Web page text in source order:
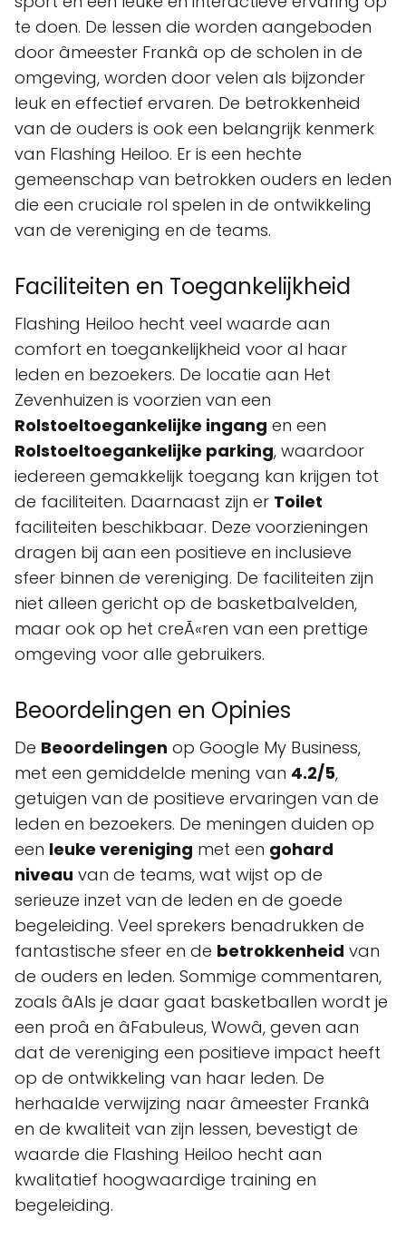
te doen. De lessen die worden aangeboden
door âmeester Frankâ op de scholen in de
omgeving, worden door velen als bijzonder
leuk en effectief ervaren. De betrokkenheid
van de ouders is ook een belangrijk kenmerk
van Flashing Heiloo. Er is een hechte
gemeenschap van betrokken ouders en leden
die een cruciale rol spelen in de ontwikkeling
van de vereniging en de teams.
Faciliteiten en Toegankelijkheid
Flashing Heiloo hecht veel waarde aan
comfort en toegankelijkheid voor al haar
leden en bezoekers. De locatie aan Het
Zevenhuizen is voorzien van een
Rolstoeltoegankelijke ingang en een
Rolstoeltoegankelijke parking, waardoor
iedereen gemakkelijk toegang kan krijgen tot
de faciliteiten. Daarnaast zijn er Toilet
faciliteiten beschikbaar. Deze voorzieningen
dragen bij aan een positieve en inclusieve
sfeer binnen de vereniging. De faciliteiten zijn
niet alleen gericht op de basketbalvelden,
maar ook op het creÃ«ren van een prettige
omgeving voor alle gebruikers.
Beoordelingen en Opinies
De Beoordelingen op Google My Business,
met een gemiddelde mening van 4.2/5,
getuigen van de positieve ervaringen van de
leden en bezoekers. De meningen duiden op
een leuke vereniging met een gohard
niveau van de teams, wat wijst op de
serieuze inzet van de leden en de goede
begeleiding. Veel sprekers benadrukken de
fantastische sfeer en de betrokkenheid van
de ouders en leden. Sommige commentaren,
zoals âAls je daar gaat basketballen wordt je
een proâ en âFabuleus, Wowâ, geven aan
dat de vereniging een positieve impact heeft
op de ontwikkeling van haar leden. De
herhaalde verwijzing naar âmeester Frankâ
en de kwaliteit van zijn lessen, bevestigt de
waarde die Flashing Heiloo hecht aan
kwalitatief hoogwaardige training en
begeleiding.